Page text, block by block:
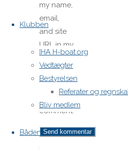
Klubben
IHA H-boat.org
Vedtægter
Bestyrelsen
Referater og
Bliv medlem
Båden
my name,
email,
and site
URL in my
browser
for next
time I
post a
comment.